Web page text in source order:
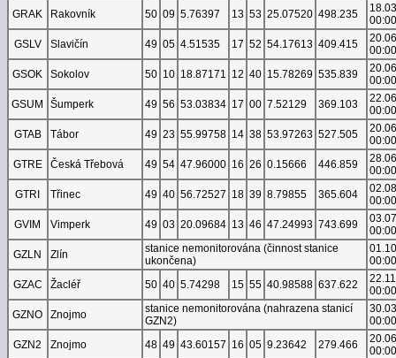
GRAK
Rakovník 50 09 5.76397 13 53 25.07520 498.235
00:00
GSLV
Slavičín 49 05 4.51535 17 52 54.17613 409.415
00:00
GSOK
Sokolov 50 10 18.87171 12 40 15.78269 535.839
00:00
GSUM
Šumperk 49 56 53.03834 17 00 7.52129 369.103
00:00
GTAB
Tábor 49 23 55.99758 14 38 53.97263 527.505
00:00
GTRE
Česká Třebová 49 54 47.96000 16 26 0.15666 446.859
00:00
GTRI
Třinec 49 40 56.72527 18 39 8.79855 365.604
00:00
GVIM
Vimperk 49 03 20.09684 13 46 47.24993 743.699
00:00
GZLN
Zlín
stanice nemonitorována (činnost stanice
ukončena)
00:00
GZAC
Žacléř 50 40 5.74298 15 55 40.98588 637.622
00:00
GZNO
Znojmo
stanice nemonitorována (nahrazena stanicí
GZN2)
00:00
GZN2
Znojmo 48 49 43.60157 16 05 9.23642 279.466
00:00